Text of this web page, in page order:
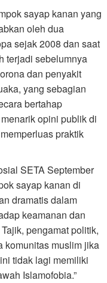
sayap kanan yang
oleh dua
sejak 2008 dan saat
terjadi sebelumnya
dan penyakit
yang sebagian
bertahap
opini publik di
praktik
SETA September
sayap kanan di
dramatis dalam
keamanan dan
pengamat politik,
komunitas muslim jika
tidak lagi memiliki
Islamofobia.”